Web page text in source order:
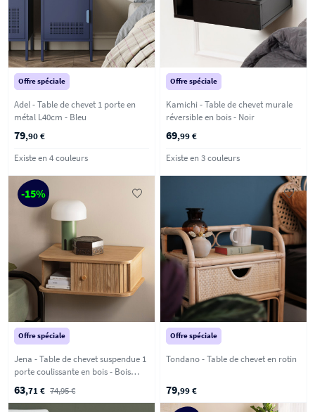
Offre spéciale
Adel - Table de chevet 1 porte en
métal L40cm - Bleu
79,90 €
Existe en 4 couleurs
Offre spéciale
Kamichi - Table de chevet murale
réversible en bois - Noir
69,99 €
Existe en 3 couleurs
-15%
Offre spéciale
Jena - Table de chevet suspendue 1
porte coulissante en bois - Bois
clair
63,71 € 74,95 €
Offre spéciale
Tondano - Table de chevet en rotin
79,99 €